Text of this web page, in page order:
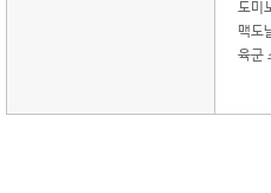
도미
맥도
육군